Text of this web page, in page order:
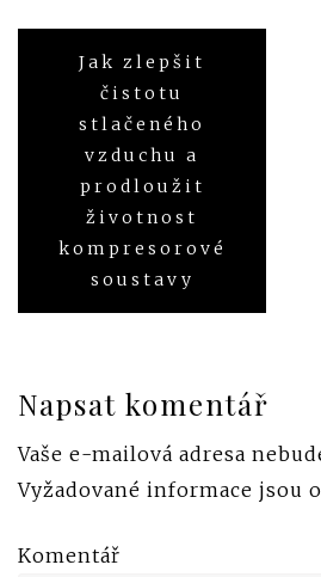
Navigace
pro
příspěvek
Jak zlepšit
čistotu
stlačeného
vzduchu a
prodloužit
životnost
kompresorové
soustavy
Napsat komentář
Vaše e-mailová adresa
Vyžadované informace jsou
Komentář